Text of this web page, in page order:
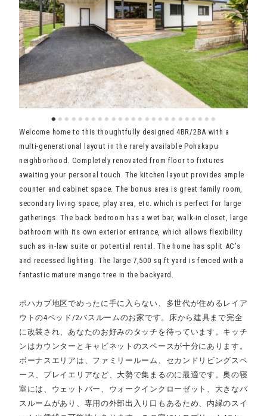
Welcome home to this thoughtfully designed 4BR/2BA with a
multi-generational layout in the rarely available Pohakapu
neighborhood. Completely renovated from floor to fixtures
awaiting your personal touch. The kitchen layout provides ample
counter and cabinet space. The bonus area is great family room,
secondary living space, play area, etc. which is perfect for large
gatherings. The back bedroom has a wet bar, walk-in closet, large
bathroom with its own exterior entrance, which allows flexibility
such as in-law suite or potential rental. The home has split AC’s
and recessed lighting. The large 7,500 sq.ft yard is fenced with a
fantastic mature mango tree in the backyard.
ポハカプ地区でめったに手に入らない、多世代が住めるレイア
ウトの4ベッド/2バスルームのお家です。床から建具まで完全
に改装され、あなたのお好みのタッチを待っています。キッチ
ンはカウンターとキャビネットのスペースが十分にあります。
ボーナスエリアは、ファミリールーム、セカンドリビングスペ
ース、プレイエリアなど、大勢で集まるのに最適です。奥の寝
室には、ウェットバー、ウォークインクローゼット、大きなバ
スルームがあり、専用の外部出入り口もあるため、内縁のスイ